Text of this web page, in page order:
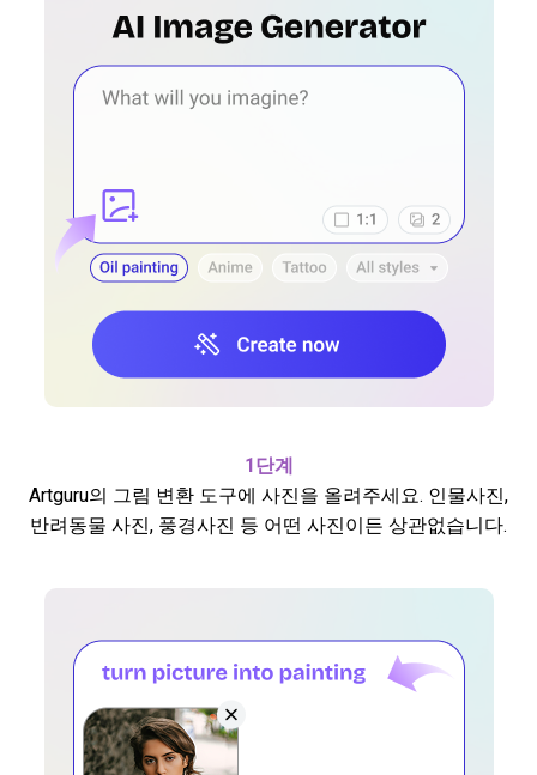
1단계
Artguru의 그림 변환 도구에 사진을 올려주세요. 인물사진,
반려동물 사진, 풍경사진 등 어떤 사진이든 상관없습니다.